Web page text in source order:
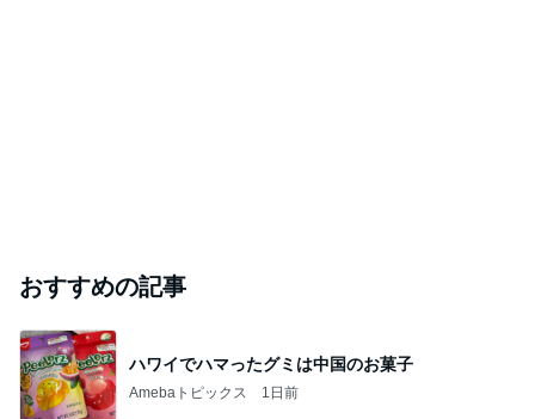
おすすめの記事
ハワイでハマったグミは中国のお菓子
Amebaトピックス 1日前